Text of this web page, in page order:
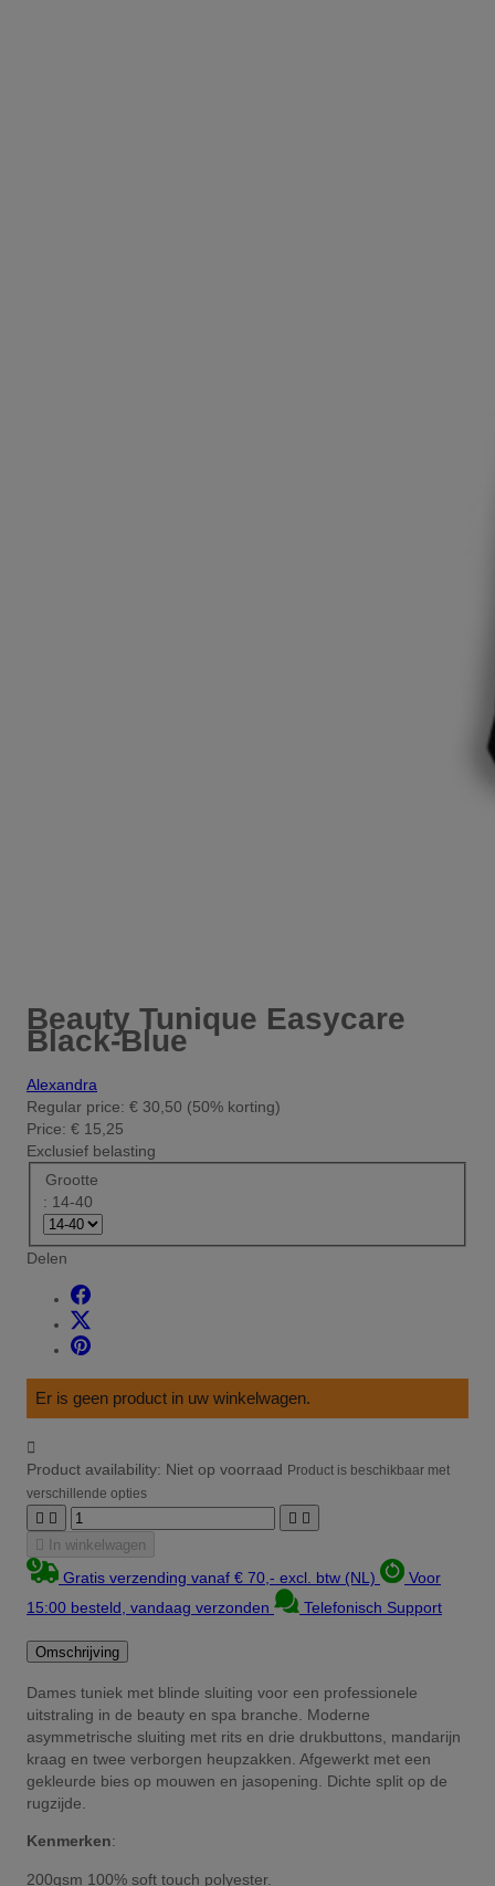
Beauty Tunique Easycare
Black-Blue
Alexandra
Regular price: € 30,50 (50% korting)
Price: € 15,25
Exclusief belasting
Grootte
: 14-40
Delen
Er is geen product in uw winkelwagen.

Product availability: Niet op voorraad Product is beschikbaar met
verschillende opties
   
In winkelwagen
Gratis verzending vanaf € 70,- excl. btw (NL)
Voor
15:00 besteld, vandaag verzonden
Telefonisch Support
Omschrijving
Dames tuniek met blinde sluiting voor een professionele
uitstraling in de beauty en spa branche. Moderne
asymmetrische sluiting met rits en drie drukbuttons, mandarijn
kraag en twee verborgen heupzakken. Afgewerkt met een
gekleurde bies op mouwen en jasopening. Dichte split op de
rugzijde.
Kenmerken:
200gsm 100% soft touch polyester.